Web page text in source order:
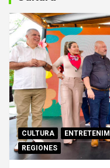
r
CULTURA
REGIONES